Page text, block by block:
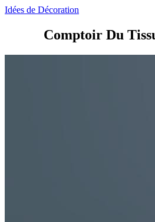
Idées de Décoration
Comptoir Du